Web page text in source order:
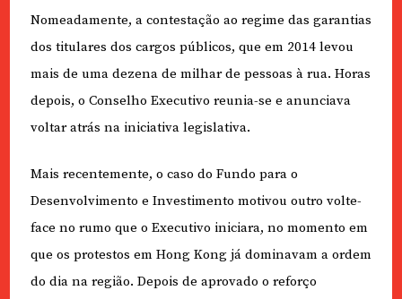
Nomeadamente, a contestação ao regime das garantias
dos titulares dos cargos públicos, que em 2014 levou
mais de uma dezena de milhar de pessoas à rua. Horas
depois, o Conselho Executivo reunia-se e anunciava
voltar atrás na iniciativa legislativa.
Mais recentemente, o caso do Fundo para o
Desenvolvimento e Investimento motivou outro volte-
face no rumo que o Executivo iniciara, no momento em
que os protestos em Hong Kong já dominavam a ordem
do dia na região. Depois de aprovado o reforço